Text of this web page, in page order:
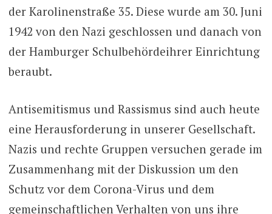
der Karolinenstraße 35. Diese wurde am 30. Juni
1942 von den Nazi geschlossen und danach von
der Hamburger Schulbehördeihrer Einrichtung
beraubt.
Antisemitismus und Rassismus sind auch heute
eine Herausforderung in unserer Gesellschaft.
Nazis und rechte Gruppen versuchen gerade im
Zusammenhang mit der Diskussion um den
Schutz vor dem Corona-Virus und dem
gemeinschaftlichen Verhalten von uns ihre